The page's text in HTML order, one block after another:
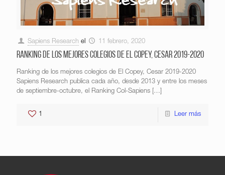
Sapiens Research el 11 febrero, 2020
Ranking de los mejores colegios de El Copey, Cesar 2019-2020
Ranking de los mejores colegios de El Copey, Cesar 2019-2020
Sapiens Research publica cada año, desde 2013 y entre los meses
de septiembre-octubre, el Ranking Col-Sapiens […]
1 Leer más